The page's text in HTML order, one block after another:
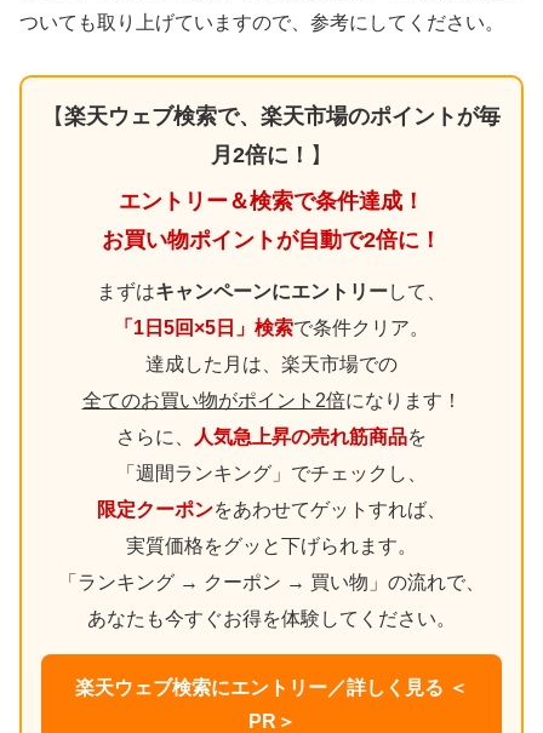
ついても取り上げていますので、参考にしてください。
【楽天ウェブ検索で、楽天市場のポイントが毎
月2倍に！ 】
エントリー＆検索で条件達成！
お買い物ポイントが自動で2倍に！
まずはキャンペーンにエントリーして、
「1日5回×5日」検索で条件クリア。
達成した月は、楽天市場での
全てのお買い物がポイント2倍になります！
さらに、
人気急上昇の売れ筋商品を
「週間ランキング」でチェックし、
限定クーポンをあわせてゲットすれば、
実質価格をグッと下げられます。
「ランキング → クーポン → 買い物」の流れで、
あなたも今すぐお得を体験してください。
楽天ウェブ検索にエントリー／詳しく見る ＜
PR＞